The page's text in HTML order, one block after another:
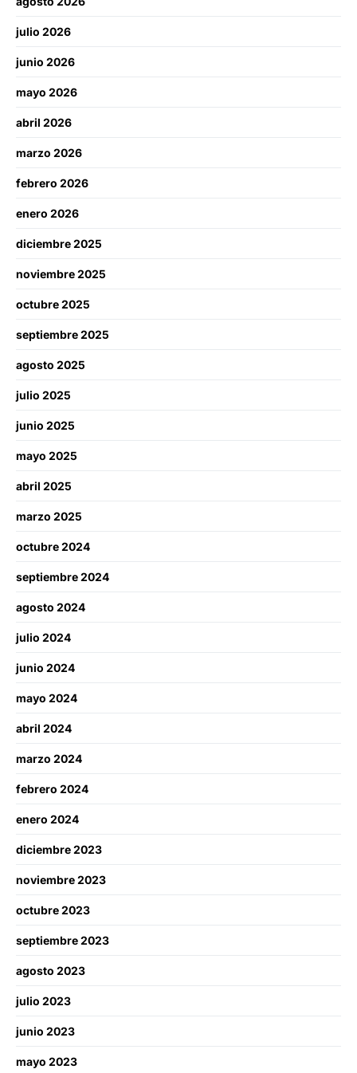
julio 2026
junio 2026
mayo 2026
abril 2026
marzo 2026
febrero 2026
enero 2026
diciembre 2025
noviembre 2025
octubre 2025
septiembre 2025
agosto 2025
julio 2025
junio 2025
mayo 2025
abril 2025
marzo 2025
octubre 2024
septiembre 2024
agosto 2024
julio 2024
junio 2024
mayo 2024
abril 2024
marzo 2024
febrero 2024
enero 2024
diciembre 2023
noviembre 2023
octubre 2023
septiembre 2023
agosto 2023
julio 2023
junio 2023
mayo 2023